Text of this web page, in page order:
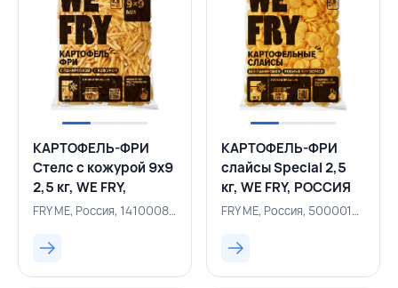
КАРТОФЕЛЬ-ФРИ
Стелс с кожурой 9х9
2,5 кг, WE FRY,
РОССИЯ
FRY ME, Россия, 141000851
КАРТОФЕЛЬ-ФРИ
слайсы Special 2,5
кг, WE FRY, РОССИЯ
FRY ME, Россия, 500001694